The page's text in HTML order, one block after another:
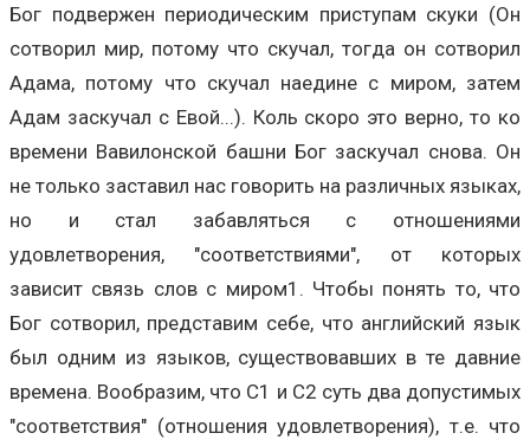
Бог подвержен периодическим приступам скуки (Он
сотворил мир, потому что скучал, тогда он сотворил
Адама, потому что скучал наедине с миром, затем
Адам заскучал с Евой...). Коль скоро это верно, то ко
времени Вавилонской башни Бог заскучал снова. Он
не только заставил нас говорить на различных языках,
но и стал забавляться с отношениями
удовлетворения, "соответствиями", от которых
зависит связь слов с миром1. Чтобы понять то, что
Бог сотворил, представим себе, что английский язык
был одним из языков, существовавших в те давние
времена. Вообразим, что C1 и C2 суть два допустимых
"соответствия" (отношения удовлетворения), т.е. что